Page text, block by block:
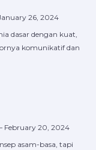
26, 2024
dasar dengan kuat,
komunikatif dan
February 20, 2024
asam-basa, tapi